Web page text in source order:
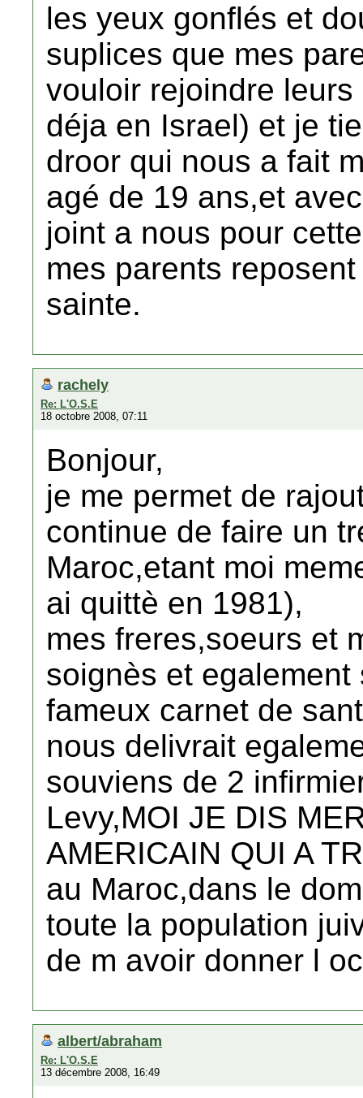
les yeux gonflés et
suplices que mes
vouloir rejoindre
déja en Israel) et je
droor qui nous a fait
agé de 19 ans,et
joint a nous pour
mes parents
sainte.
rachely
Re: L'O.S.E
18 octobre 2008, 07:11
Bonjour,
je me permet de
continue de faire un
Maroc,etant moi
ai quittè en 1981),
mes freres,soeurs et
soignès et
fameux carnet de
nous delivrait
souviens de 2
Levy,MOI JE DIS
AMERICAIN QUI A
au Maroc,dans le
toute la population
de m avoir donner l
albert/abraham
Re: L'O.S.E
13 décembre 2008, 16:49